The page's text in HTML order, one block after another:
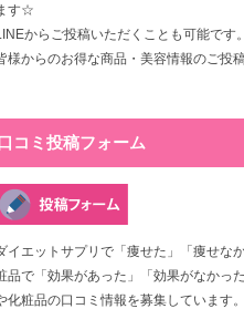
す☆
からご投稿いただくことも可能です。
様からのお得な商品・美容情報のご投
口コミ投稿フォーム
イエットサプリで「痩せた」「痩せな
品で「効果があった」「効果がなかっ
化粧品の口コミ情報を募集しています。